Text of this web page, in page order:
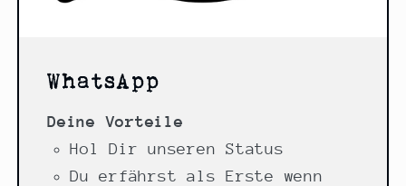
WhatsApp
Deine Vorteile
Hol Dir unseren Status
Du erfährst als Erste wenn